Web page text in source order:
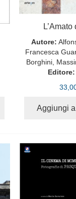
Autore:
Francesca
Borghini,
Editore:
Aggiungi